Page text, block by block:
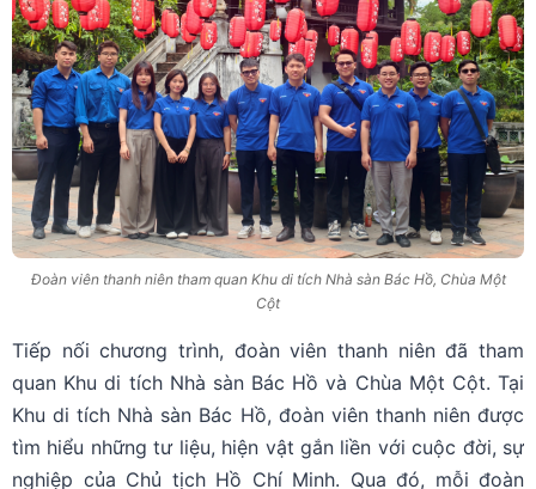
Đoàn viên thanh niên tham quan Khu di tích Nhà sàn Bác Hồ, Chùa Một
Cột
Tiếp nối chương trình, đoàn viên thanh niên đã tham
quan Khu di tích Nhà sàn Bác Hồ và Chùa Một Cột. Tại
Khu di tích Nhà sàn Bác Hồ, đoàn viên thanh niên được
tìm hiểu những tư liệu, hiện vật gắn liền với cuộc đời, sự
nghiệp của Chủ tịch Hồ Chí Minh. Qua đó, mỗi đoàn